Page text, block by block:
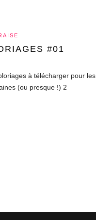
#01
à télécharger pour les
(ou presque !) 2